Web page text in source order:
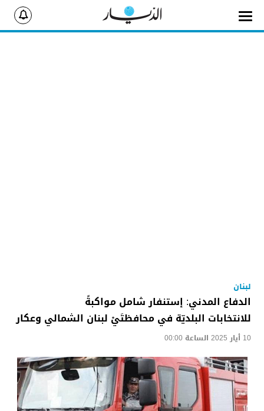
لبنان
الدفاع المدني: إستنفار شامل مواكبةً
للانتخابات البلديّة في محافظتَيْ لبنان الشمالي وعكار
10 أيار 2025 الساعة 00:00